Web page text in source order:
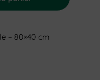
– 80×40 cm